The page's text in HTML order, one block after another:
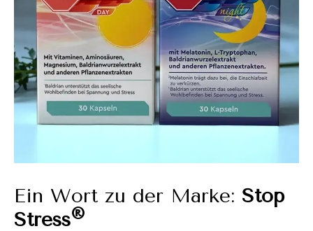
Ein Wort zu der Marke: Stop
Stress®